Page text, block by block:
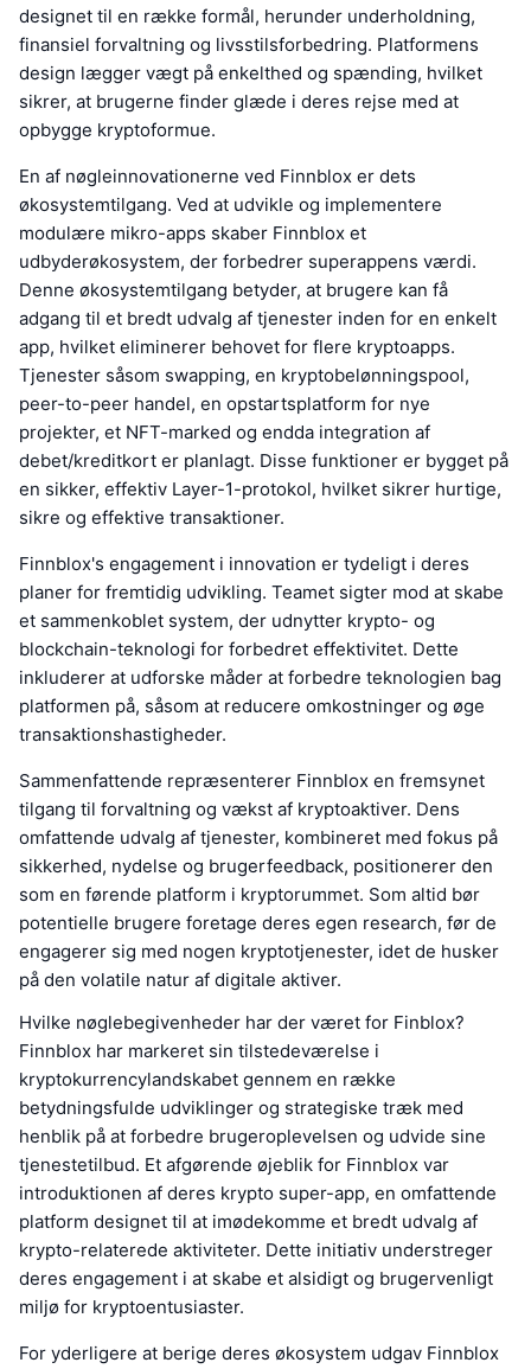
designet til en række formål, herunder underholdning,
finansiel forvaltning og livsstilsforbedring. Platformens
design lægger vægt på enkelthed og spænding, hvilket
sikrer, at brugerne finder glæde i deres rejse med at
opbygge kryptoformue.
En af nøgleinnovationerne ved Finnblox er dets
økosystemtilgang. Ved at udvikle og implementere
modulære mikro-apps skaber Finnblox et
udbyderøkosystem, der forbedrer superappens værdi.
Denne økosystemtilgang betyder, at brugere kan få
adgang til et bredt udvalg af tjenester inden for en enkelt
app, hvilket eliminerer behovet for flere kryptoapps.
Tjenester såsom swapping, en kryptobelønningspool,
peer-to-peer handel, en opstartsplatform for nye
projekter, et NFT-marked og endda integration af
debet/kreditkort er planlagt. Disse funktioner er bygget på
en sikker, effektiv Layer-1-protokol, hvilket sikrer hurtige,
sikre og effektive transaktioner.
Finnblox's engagement i innovation er tydeligt i deres
planer for fremtidig udvikling. Teamet sigter mod at skabe
et sammenkoblet system, der udnytter krypto- og
blockchain-teknologi for forbedret effektivitet. Dette
inkluderer at udforske måder at forbedre teknologien bag
platformen på, såsom at reducere omkostninger og øge
transaktionshastigheder.
Sammenfattende repræsenterer Finnblox en fremsynet
tilgang til forvaltning og vækst af kryptoaktiver. Dens
omfattende udvalg af tjenester, kombineret med fokus på
sikkerhed, nydelse og brugerfeedback, positionerer den
som en førende platform i kryptorummet. Som altid bør
potentielle brugere foretage deres egen research, før de
engagerer sig med nogen kryptotjenester, idet de husker
på den volatile natur af digitale aktiver.
Hvilke nøglebegivenheder har der været for Finblox?
Finnblox har markeret sin tilstedeværelse i
kryptokurrencylandskabet gennem en række
betydningsfulde udviklinger og strategiske træk med
henblik på at forbedre brugeroplevelsen og udvide sine
tjenestetilbud. Et afgørende øjeblik for Finnblox var
introduktionen af deres krypto super-app, en omfattende
platform designet til at imødekomme et bredt udvalg af
krypto-relaterede aktiviteter. Dette initiativ understreger
deres engagement i at skabe et alsidigt og brugervenligt
miljø for kryptoentusiaster.
For yderligere at berige deres økosystem udgav Finnblox